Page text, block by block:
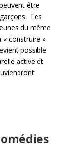
être
Les
du même
« construire »
possible
active et